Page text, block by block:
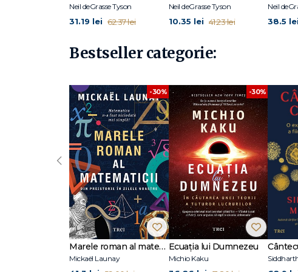
Neil deGrasse Tyson
31.19 lei 62.37 lei
Neil deGrasse Tyson
10.35 lei 41.23 lei
Neil
38.5 lei
Bestseller categorie:
-30%
Marele roman al matematicii. Din preistorie în zilele noastre
Mickaël Launay
-30%
Ecuația lui Dumnezeu
Michio Kaku
‹